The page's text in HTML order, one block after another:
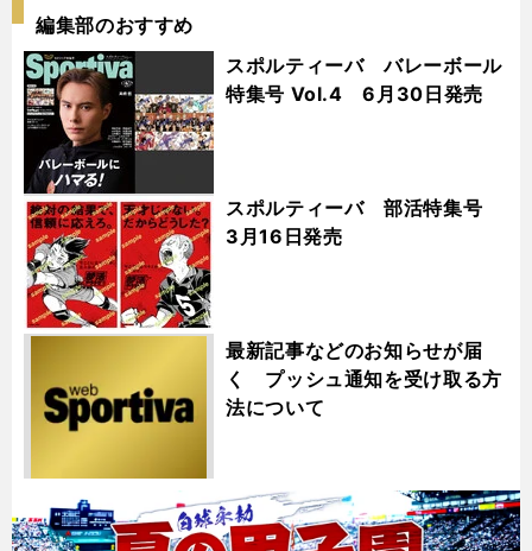
編集部のおすすめ
スポルティーバ バレーボール
特集号 Vol.4 6月30日発売
スポルティーバ 部活特集号
3月16日発売
最新記事などのお知らせが届
く プッシュ通知を受け取る方
法について